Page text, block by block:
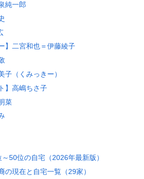
純一郎
】二宮和也＝伊藤綾子
子（くみっきー）
】高嶋ちさ子
菜
50位の自宅（2026年最新版）
の現在と自宅一覧（29家）